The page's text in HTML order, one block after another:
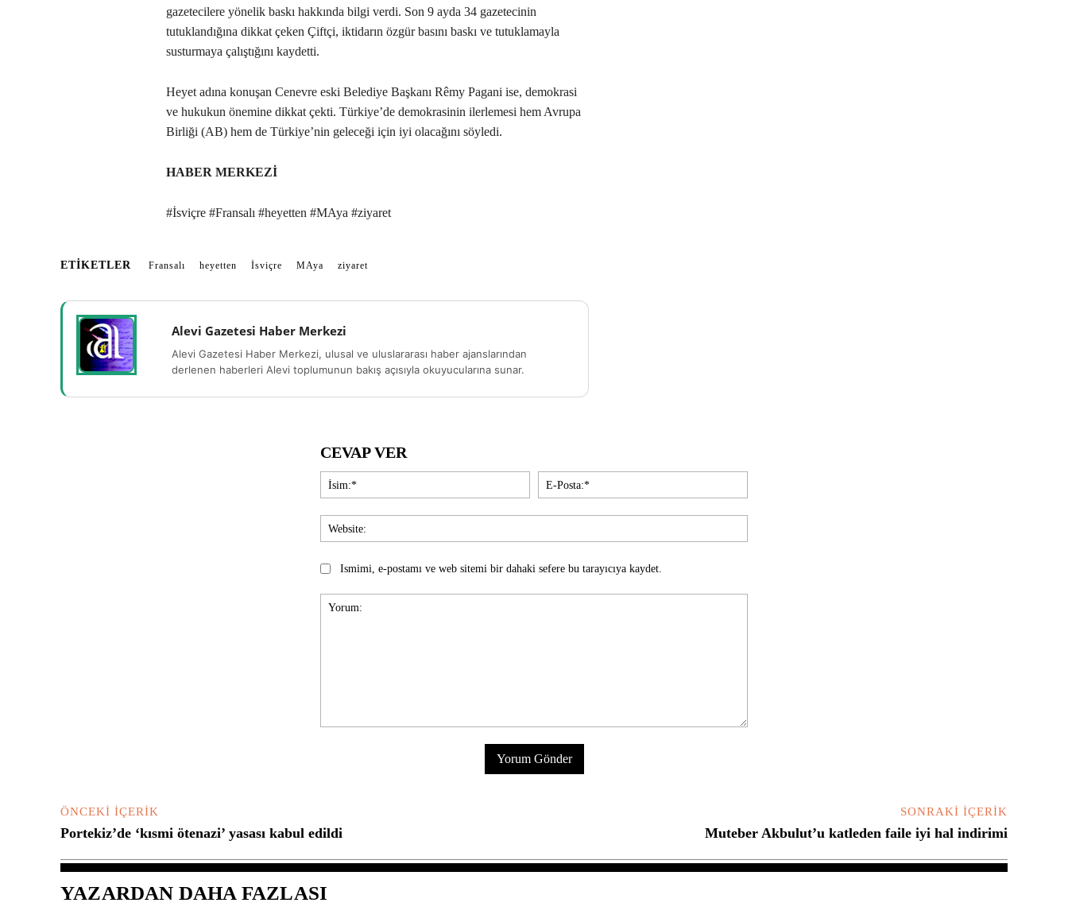
gazetecilere yönelik baskı hakkında bilgi verdi. Son 9 ayda 34 gazetecinin
tutuklandığına dikkat çeken Çiftçi, iktidarın özgür basını baskı ve tutuklamayla
susturmaya çalıştığını kaydetti.
Heyet adına konuşan Cenevre eski Belediye Başkanı Rêmy Pagani ise, demokrasi
ve hukukun önemine dikkat çekti. Türkiye’de demokrasinin ilerlemesi hem Avrupa
Birliği (AB) hem de Türkiye’nin geleceği için iyi olacağını söyledi.
HABER MERKEZİ
#İsviçre #Fransalı #heyetten #MAya #ziyaret
ETIKETLER Fransalı heyetten İsviçre MAya ziyaret
Alevi Gazetesi Haber Merkezi
Alevi Gazetesi Haber Merkezi, ulusal ve uluslararası haber ajanslarından
derlenen haberleri Alevi toplumunun bakış açısıyla okuyucularına sunar.
CEVAP VER
İsim:*
Posta:*
Ismimi, e-postamı ve web sitemi bir dahaki sefere bu tarayıcıya kaydet.
ÖNCEKI İÇERIK
Portekiz’de ‘kısmi ötenazi’ yasası kabul edildi
SONRAKI İÇERIK
Muteber Akbulut’u katleden faile iyi hal indirimi
YAZARDAN DAHA FAZLASI